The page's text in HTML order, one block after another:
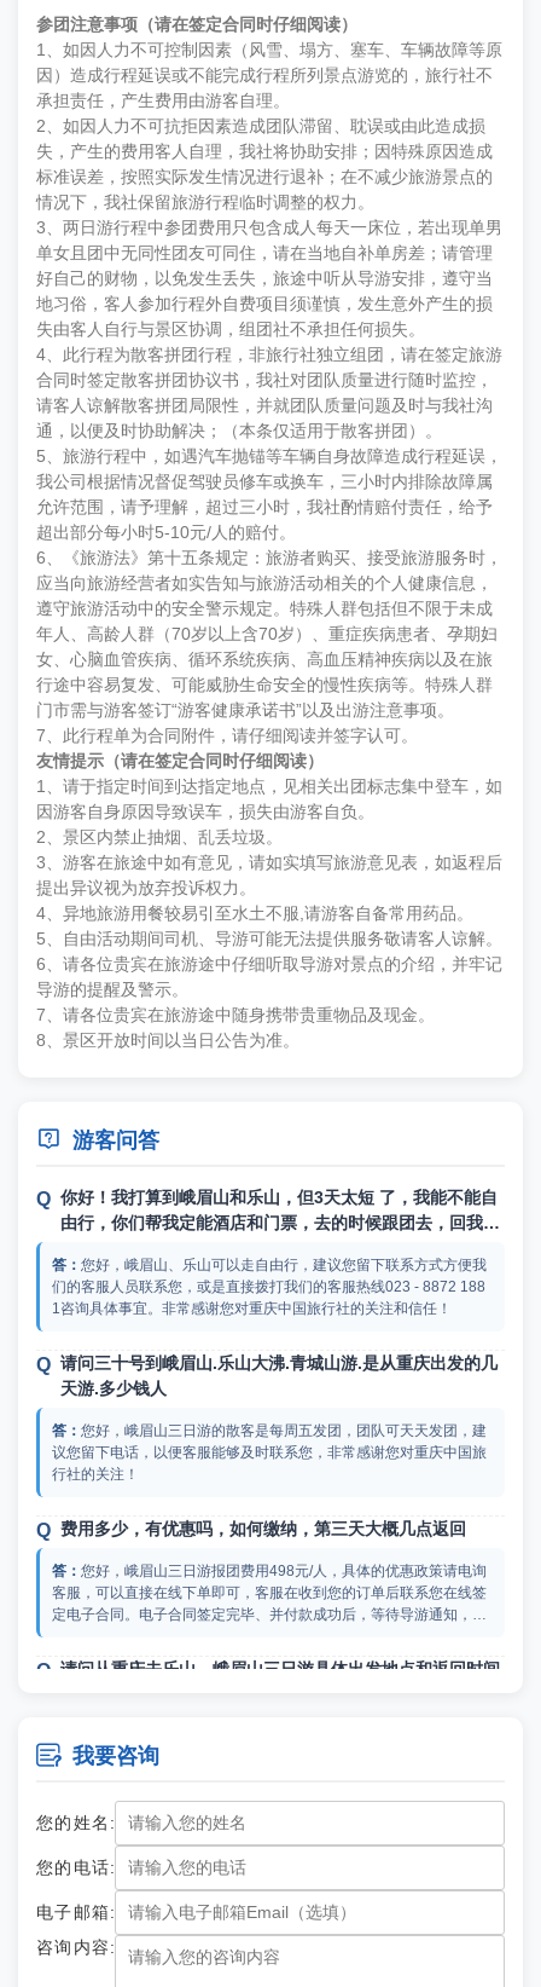
参团注意事项（请在签定合同时仔细阅读）
1、如因人力不可控制因素（风雪、塌方、塞车、车辆故障等原
因）造成行程延误或不能完成行程所列景点游览的，旅行社不
承担责任，产生费用由游客自理。
2、如因人力不可抗拒因素造成团队滞留、耽误或由此造成损
失，产生的费用客人自理，我社将协助安排；因特殊原因造成
标准误差，按照实际发生情况进行退补；在不减少旅游景点的
情况下，我社保留旅游行程临时调整的权力。
3、两日游行程中参团费用只包含成人每天一床位，若出现单男
单女且团中无同性团友可同住，请在当地自补单房差；请管理
好自己的财物，以免发生丢失，旅途中听从导游安排，遵守当
地习俗，客人参加行程外自费项目须谨慎，发生意外产生的损
失由客人自行与景区协调，组团社不承担任何损失。
4、此行程为散客拼团行程，非旅行社独立组团，请在签定旅游
合同时签定散客拼团协议书，我社对团队质量进行随时监控，
请客人谅解散客拼团局限性，并就团队质量问题及时与我社沟
通，以便及时协助解决；（本条仅适用于散客拼团）。
5、旅游行程中，如遇汽车抛锚等车辆自身故障造成行程延误，
我公司根据情况督促驾驶员修车或换车，三小时内排除故障属
允许范围，请予理解，超过三小时，我社酌情赔付责任，给予
超出部分每小时5-10元/人的赔付。
6、《旅游法》第十五条规定：旅游者购买、接受旅游服务时，
应当向旅游经营者如实告知与旅游活动相关的个人健康信息，
遵守旅游活动中的安全警示规定。特殊人群包括但不限于未成
年人、高龄人群（70岁以上含70岁）、重症疾病患者、孕期妇
女、心脑血管疾病、循环系统疾病、高血压精神疾病以及在旅
行途中容易复发、可能威胁生命安全的慢性疾病等。特殊人群
门市需与游客签订“游客健康承诺书”以及出游注意事项。
7、此行程单为合同附件，请仔细阅读并签字认可。
友情提示（请在签定合同时仔细阅读）
1、请于指定时间到达指定地点，见相关出团标志集中登车，如
因游客自身原因导致误车，损失由游客自负。
2、景区内禁止抽烟、乱丢垃圾。
3、游客在旅途中如有意见，请如实填写旅游意见表，如返程后
提出异议视为放弃投诉权力。
4、异地旅游用餐较易引至水土不服,请游客自备常用药品。
5、自由活动期间司机、导游可能无法提供服务敬请客人谅解。
6、请各位贵宾在旅游途中仔细听取导游对景点的介绍，并牢记
导游的提醒及警示。
7、请各位贵宾在旅游途中随身携带贵重物品及现金。
8、景区开放时间以当日公告为准。
 游客问答
你好！我打算到峨眉山和乐山，但3天太短 了，我能不能自
由行，你们帮我定能酒店和门票，去的时候跟团去，回我们
您好，峨眉山、乐山可以走自由行，建议您留下联系方式方便我
们的客服人员联系您，或是直接拨打我们的客服热线023 - 8872 188
1咨询具体事宜。非常感谢您对重庆中国旅行社的关注和信任！
请问三十号到峨眉山.乐山大沸.青城山游.是从重庆出发的几
天游.多少钱人
您好，峨眉山三日游的散客是每周五发团，团队可天天发团，建
议您留下电话，以便客服能够及时联系您，非常感谢您对重庆中国旅
行社的关注！
费用多少，有优惠吗，如何缴纳，第三天大概几点返回
您好，峨眉山三日游报团费用498元/人，具体的优惠政策请电询
客服，可以直接在线下单即可，客服在收到您的订单后联系您在线签
定电子合同。电子合同签定完毕、并付款成功后，等待导游通知，导
地点，请注意保持电话畅通，如超过21:00未接到导游电话的，请立
请问从重庆去乐山、峨眉山三日游具体出发地点和返回时间
间是早上06：30左右，返程时抵达重庆是19点左右，非常感谢您对
 我要咨询
您的姓名:
您的电话:
电子邮箱:
咨询内容: